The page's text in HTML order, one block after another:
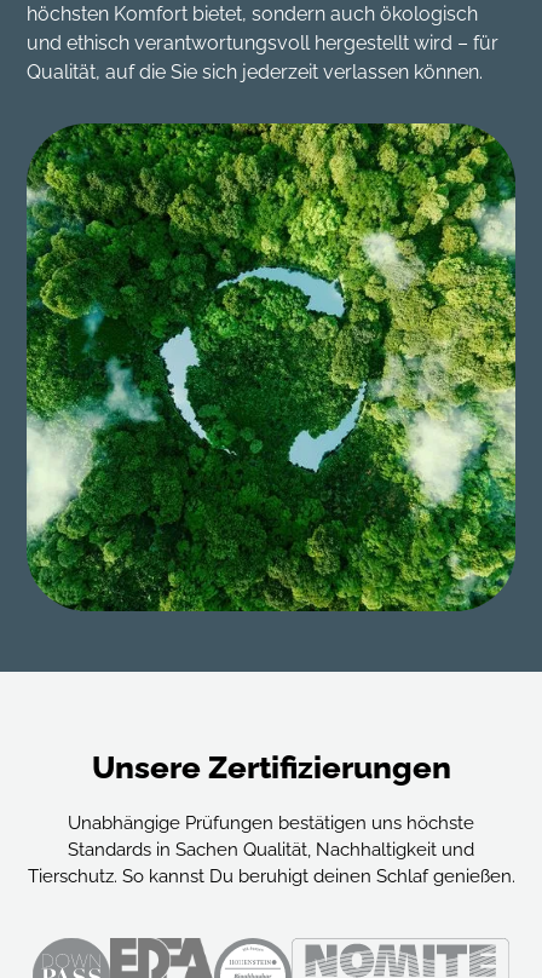
höchsten Komfort bietet, sondern auch ökologisch
und ethisch verantwortungsvoll hergestellt wird – für
Qualität, auf die Sie sich jederzeit verlassen können.
Unsere Zertifizierungen
Unabhängige Prüfungen bestätigen uns höchste
Standards in Sachen Qualität, Nachhaltigkeit und
Tierschutz. So kannst Du beruhigt deinen Schlaf genießen.